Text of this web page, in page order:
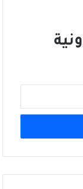
ماذا يُغيّرُ
أكثر أمانًا